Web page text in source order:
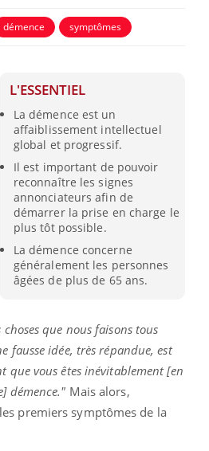
démence symptômes
L'ESSENTIEL
La démence est un
affaiblissement intellectuel
global et progressif.
Il est important de pouvoir
reconnaître les signes
annonciateurs afin de
démarrer la prise en charge le
plus tôt possible.
La démence concerne
généralement les personnes
âgées de plus de 65 ans.
que nous faisons tous
fausse idée, très répandue, est
que vous êtes inévitablement [en
démence." Mais alors,
premiers symptômes de la